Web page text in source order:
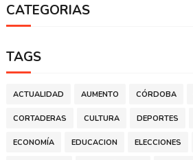
CATEGORIAS
TAGS
ACTUALIDAD AUMENTO CÓRDOBA
CORTADERAS CULTURA DEPORTES
ECONOMÍA EDUCACION ELECCIONES